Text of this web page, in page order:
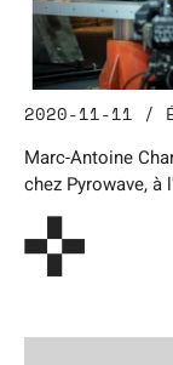
2020-11-11 /
Marc-Antoine
chez Pyrowave, à